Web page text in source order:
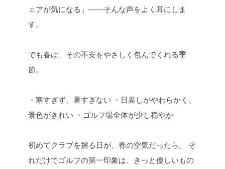
ェアが気になる」——そんな声をよく耳にしま
す。
でも春は、その不安をやさしく包んでくれる季
節。
・寒すぎず、暑すぎない ・日差しがやわらかく、
景色がきれい ・ゴルフ場全体が少し穏やか
初めてクラブを握る日が、春の空気だったら。
そ
れだけでゴルフの第一印象は、きっと優しいもの